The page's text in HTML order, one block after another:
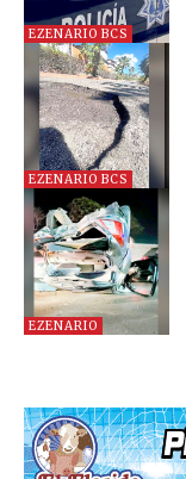
EZENARIO BCS
EZENARIO BCS
EZENARIO